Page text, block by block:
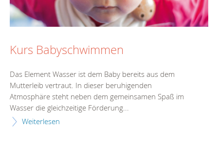
Kurs Babyschwimmen
Das Element Wasser ist dem Baby bereits aus dem
Mutterleib vertraut. In dieser beruhigenden
Atmosphäre steht neben dem gemeinsamen Spaß im
Wasser die gleichzeitige Förderung...
Weiterlesen